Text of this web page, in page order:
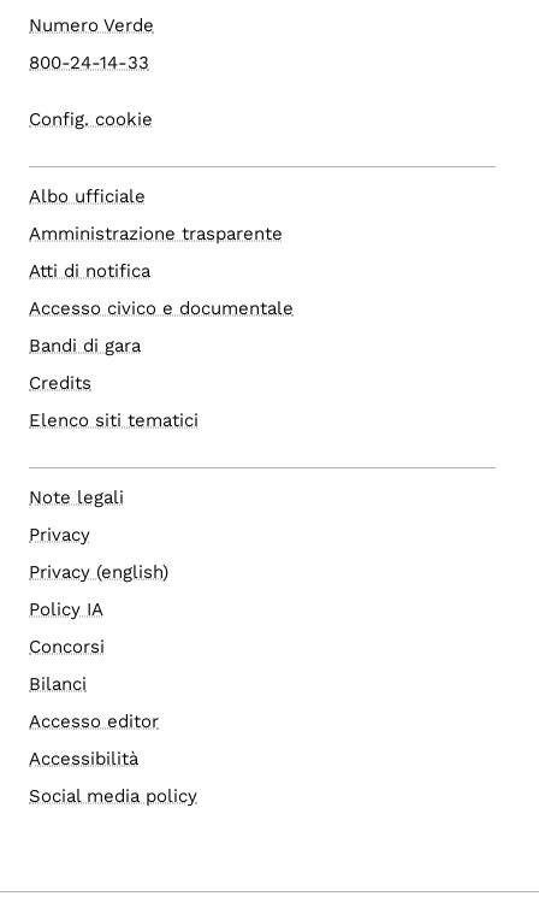
Numero Verde
800-24-14-33
Config. cookie
Albo ufficiale
Amministrazione trasparente
Atti di notifica
Accesso civico e documentale
Bandi di gara
Credits
Elenco siti tematici
Note legali
Privacy
Privacy (english)
Policy IA
Concorsi
Bilanci
Accesso editor
Accessibilità
Social media policy